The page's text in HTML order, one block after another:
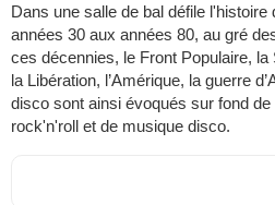
Dans une salle de bal défile l'histoire
années 30 aux années 80, au gré
ces décennies, le Front Populaire,
la Libération, l’Amérique, la guerre
disco sont ainsi évoqués sur fond
rock'n'roll et de musique disco.